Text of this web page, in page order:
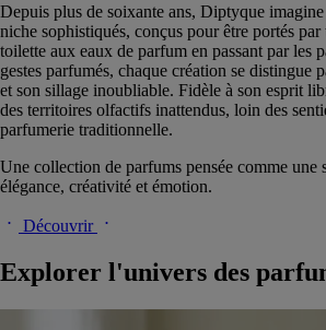
Depuis plus de soixante ans, Diptyque
niche sophistiqués, conçus pour être portés
toilette aux eaux de parfum en passant par les
gestes parfumés, chaque création se distingue
et son sillage inoubliable. Fidèle à son esprit
des territoires olfactifs inattendus, loin des
parfumerie traditionnelle.
Une collection de parfums pensée comme une
élégance, créativité et émotion.
Découvrir
Explorer l'univers des